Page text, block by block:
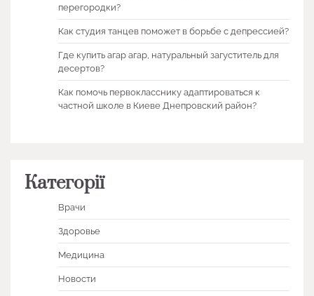
перегородки?
Как студия танцев поможет в борьбе с депрессией?
Где купить агар агар, натуральный загуститель для
десертов?
Как помочь первокласснику адаптироваться к
частной школе в Киеве Днепровский район?
Категорії
Врачи
Здоровье
Медицина
Новости